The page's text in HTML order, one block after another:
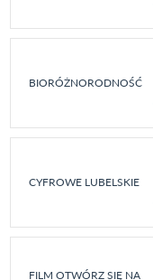
BIORÓŻNORODNOŚĆ
CYFROWE LUBELSKIE
FILM OTWÓRZ SIĘ NA